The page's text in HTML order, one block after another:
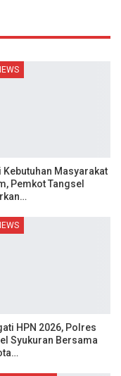
Kebutuhan Masyarakat
Pemkot Tangsel
HPN 2026, Polres
Syukuran Bersama